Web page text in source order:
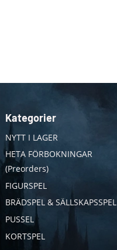
Kategorier
NYTT I LAGER
HETA FÖRBOKNINGAR
(Preorders)
FIGURSPEL
BRÄDSPEL & SÄLLSKAPSSPEL
PUSSEL
KORTSPEL